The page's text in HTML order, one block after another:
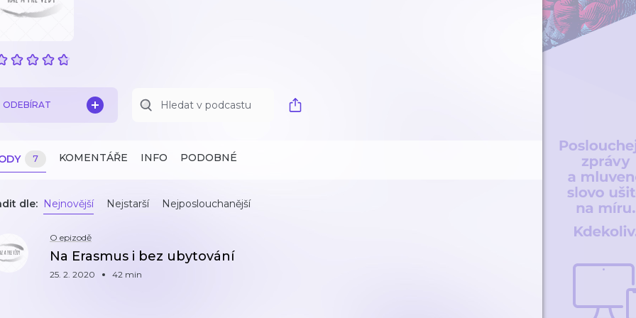
ODEBÍRAT
7 KOMENTÁŘE INFO PODOBNÉ
dle: Nejnovější Nejstarší Nejposlouchanější
O epizodě
Na Erasmus i bez ubytování
25. 2. 2020 42 min